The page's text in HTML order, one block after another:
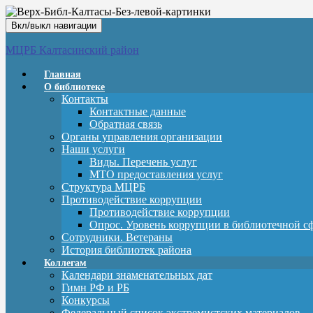
Вкл/выкл навигации
МЦРБ Калтасинский район
Главная
О библиотеке
Контакты
Контактные данные
Обратная связь
Органы управления организации
Наши услуги
Виды. Перечень услуг
МТО предоставления услуг
Структура МЦРБ
Противодействие коррупции
Противодействие коррупции
Опрос. Уровень коррупции в библиотечной
Сотрудники. Ветераны
История библиотек района
Коллегам
Календари знаменательных дат
Гимн РФ и РБ
Конкурсы